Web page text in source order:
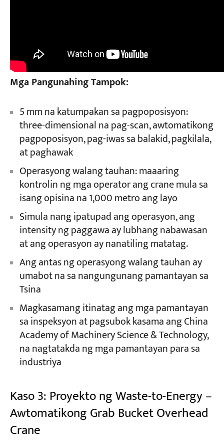
Mga Pangunahing Tampok:
5 mm na katumpakan sa pagpoposisyon:
three-dimensional na pag-scan, awtomatikong
pagpoposisyon, pag-iwas sa balakid, pagkilala,
at paghawak
Operasyong walang tauhan: maaaring
kontrolin ng mga operator ang crane mula sa
isang opisina na 1,000 metro ang layo
Simula nang ipatupad ang operasyon, ang
intensity ng paggawa ay lubhang nabawasan
at ang operasyon ay nanatiling matatag.
Ang antas ng operasyong walang tauhan ay
umabot na sa nangungunang pamantayan sa
Tsina
Magkasamang itinatag ang mga pamantayan
sa inspeksyon at pagsubok kasama ang China
Academy of Machinery Science & Technology,
na nagtatakda ng mga pamantayan para sa
industriya
Kaso 3: Proyekto ng Waste-to-Energy –
Awtomatikong Grab Bucket Overhead
Crane